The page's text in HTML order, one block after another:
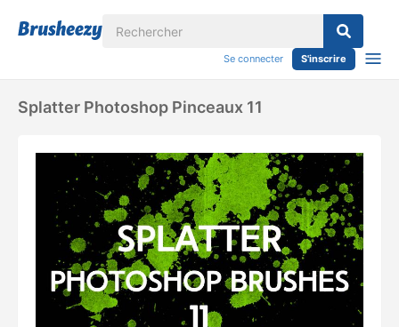
Se connecter S'inscrire
Splatter Photoshop Pinceaux 11